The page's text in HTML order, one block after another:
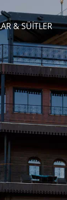
& SÜITLER